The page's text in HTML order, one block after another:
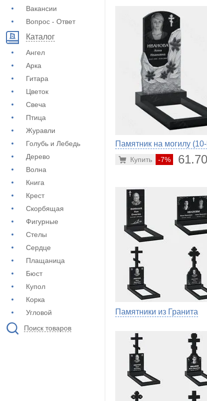
Вакансии
Вопрос - Ответ
Каталог
Ангел
Арка
Гитара
Цветок
Свеча
Птица
Журавли
Голубь и Лебедь
Дерево
Волна
Книга
Крест
Скорбящая
Фигурные
Стелы
Сердце
Плащаница
Бюст
Купол
Корка
Угловой
Поиск товаров
Памятник на могилу
-7%
Купить
Памятники из Гранита